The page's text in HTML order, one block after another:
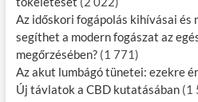
Az időskori fogápolás kihívásai és
segíthet a modern fogászat az
megőrzésében? (1 771)
Az akut lumbágó tünetei: ezekre
Új távlatok a CBD kutatásában (1